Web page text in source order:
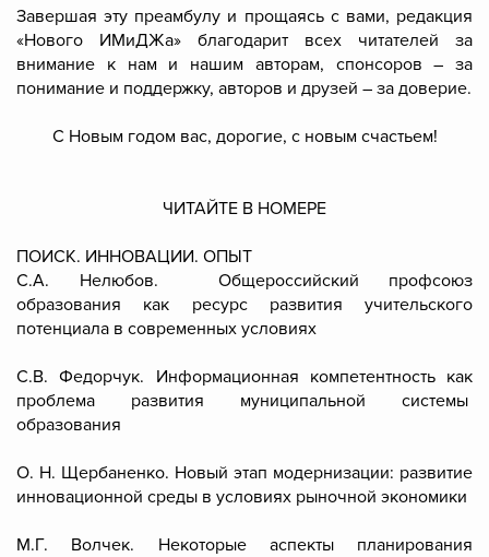
Завершая эту преамбулу и прощаясь с вами, редакция
«Нового ИМиДЖа» благодарит всех читателей за
внимание к нам и нашим авторам, спонсоров – за
понимание и поддержку, авторов и друзей – за доверие.
С Новым годом вас, дорогие, с новым счастьем!
ЧИТАЙТЕ В НОМЕРЕ
ПОИСК. ИННОВАЦИИ. ОПЫТ
С.А. Нелюбов. Общероссийский профсоюз
образования как ресурс развития учительского
потенциала в современных условиях
С.В. Федорчук. Информационная компетентность как
проблема развития муниципальной системы
образования
О. Н. Щербаненко. Новый этап модернизации: развитие
инновационной среды в условиях рыночной экономики
М.Г. Волчек. Некоторые аспекты планирования